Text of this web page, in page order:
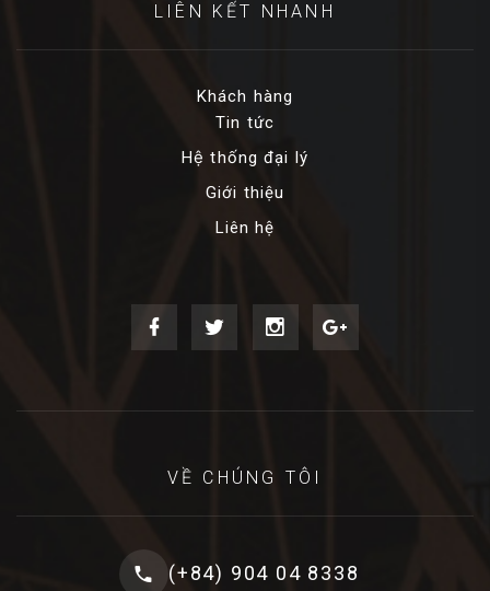
LIÊN KẾT NHANH
Khách hàng
Tin tức
Hệ thống đại lý
Giới thiệu
Liên hệ
VỀ CHÚNG TÔI
(+84) 904 04 8338